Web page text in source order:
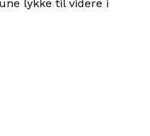
lykke til videre i